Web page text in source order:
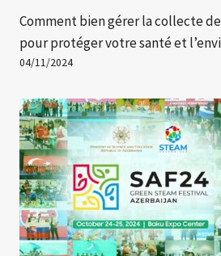
Comment bien gérer la collecte
pour protéger votre santé et
04/11/2024